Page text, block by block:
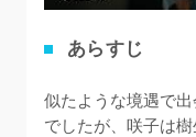
あらすじ
似たような境遇で
でしたが、咲子は